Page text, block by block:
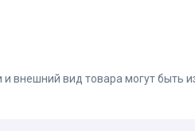
и внешний вид товара могут